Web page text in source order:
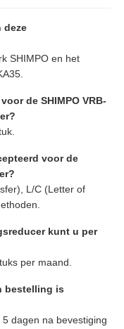
deze
SHIMPO en het
de SHIMPO VRB-
voor de
L/C (Letter of
kunt u per
per maand.
bestelling is
dagen na bevestiging